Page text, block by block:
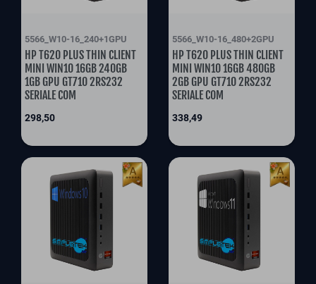
5566_W10-16_240+1GPU
HP T620 PLUS THIN CLIENT
MINI WIN10 16GB 240GB
1GB GPU GT710 2RS232
SERIALE COM
Prix
298,50
5566_W10-16_480+2GPU
HP T620 PLUS THIN CLIENT
MINI WIN10 16GB 480GB
2GB GPU GT710 2RS232
SERIALE COM
Prix
338,49